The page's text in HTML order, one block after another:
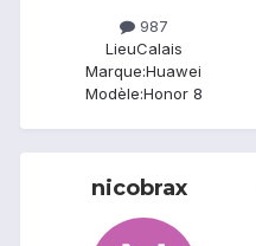
987
LieuCalais
Marque:Huawei
Modèle:Honor 8
nicobrax